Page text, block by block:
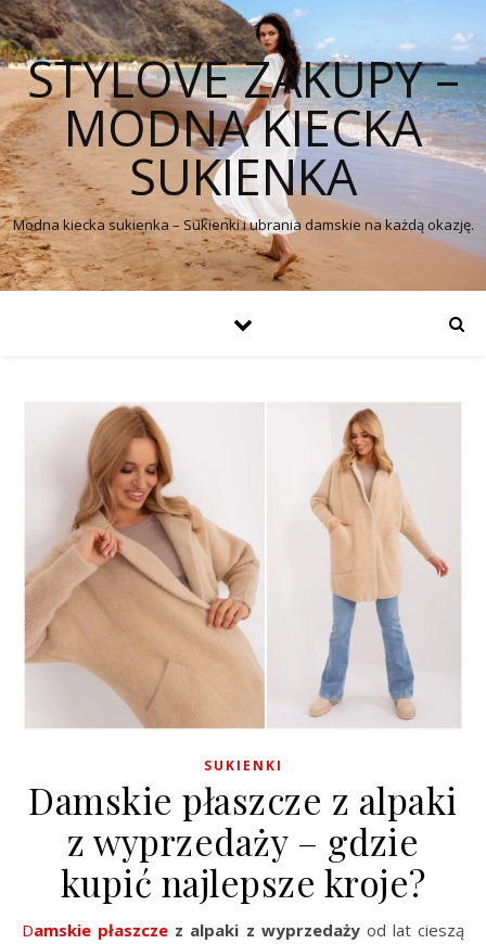
STYLOVE ZAKUPY –
MODNA KIECKA
SUKIENKA
Modna kiecka sukienka – Sukienki i ubrania damskie na każdą okazję.
SUKIENKI
Damskie płaszcze z alpaki
z wyprzedaży – gdzie
kupić najlepsze kroje?
Damskie płaszcze z alpaki z wyprzedażyod lat cieszą